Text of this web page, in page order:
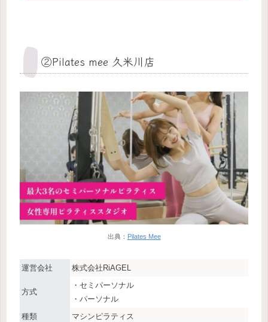
②Pilates mee 久米川店
出典： Pilates Mee
運営会社 株式会社RiAGEL
方式
・セミパーソナル
・パーソナル
種類
マシンピラティス